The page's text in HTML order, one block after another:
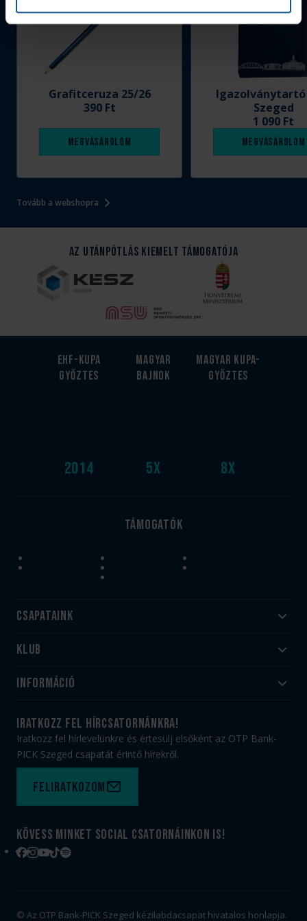
Tovább a webshopra
Grafitceruza 25/26
390 Ft
Megvásárolom
Szeged
1 090 Ft
Megvásárolom
Az Utánpótlás kiemelt támogatója
EHF-Kupa
győztes
2014
Magyar
bajnok
5x
Magyar kupa-
győztes
8x
Támogatók
Csapataink
Felnőtt
Utánpótlás
Klub
#HandballFamily
Munkatársaink
PICK Aréna
Sajtóakkreditáció
Információ
Jegy- és bérletvásárlás
Webshop
Adatvédelem
Felhasználási feltételek
Kapcsolat
iratkozz fel hírcsatornánkra!
Iratkozz fel hírlevelünkre és értesülj elsőként az OTP Bank-
PICK Szeged csapatát érintő hírekről.
Feliratkozom
Kövess minket social csatornáinkon is!
Facebook
Instagram
YouTube
TikTokSpotify
© Az OTP Bank-PICK Szeged kézilabdacsapat hivatalos honlapja.